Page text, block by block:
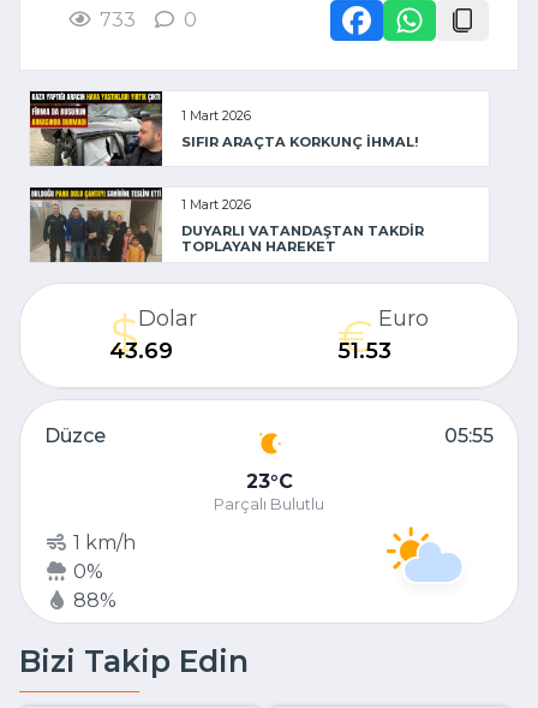
733 0
1 Mart 2026
SIFIR ARAÇTA KORKUNÇ İHMAL!
1 Mart 2026
DUYARLI VATANDAŞTAN TAKDİR
TOPLAYAN HAREKET
Dolar
43.69
Euro
51.53
Düzce
05:55
23 C
Parçalı Bulutlu
1 km/h
0%
88%
Bizi Takip Edin